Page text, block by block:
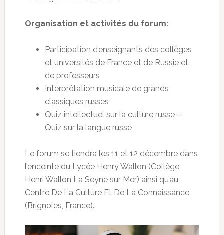
Organisation et activités du forum:
Participation d’enseignants des collèges
et universités de France et de Russie et
de professeurs
Interprétation musicale de grands
classiques russes
Quiz intellectuel sur la culture russe –
Quiz sur la langue russe
Le forum se tiendra les 11 et 12 décembre dans
l’enceinte du Lycée Henry Wallon (Collège
Henri Wallon La Seyne sur Mer) ainsi qu’au
Centre De La Culture Et De La Connaissance
(Brignoles, France).